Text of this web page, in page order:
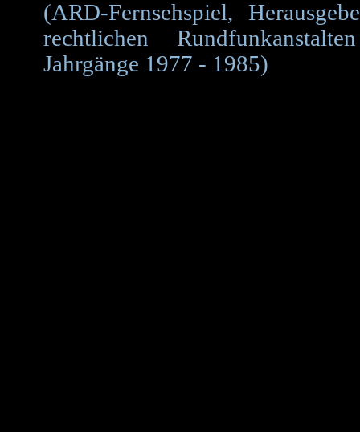
(ARD-Fernsehspiel,
rechtlichen
Jahrgänge 1977 - 1985)